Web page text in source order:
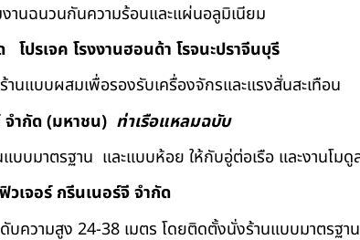
านฉนวนกันความร้อนและแผ่นอลูมิเนียม
โปรเจค โรงงานฮอนด้า โรจนะปราจีนบุรี
นแบบผสมเพื่อรองรับเครื่องจักรและแรงสั่นสะเทือน
ากัด (มหาชน) ท่าเรือแหลมฉบับ
บมาตรฐาน และแบบห้อย ให้กับอู่ต่อเรือ และงานโมดู
วเจอร์ กรีนเนอร์จี จำกัด
ความสูง 24-38 เมตร โดยติดตั้งนั่งร้านแบบมาตรฐาน